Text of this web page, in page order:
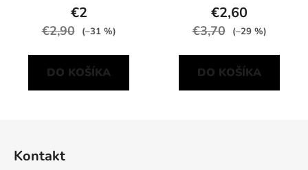
€2
€2,90 (–31 %)
DO KOŠÍKA
€2,60
€3,70 (–29 %)
DO KOŠÍKA
Kontakt